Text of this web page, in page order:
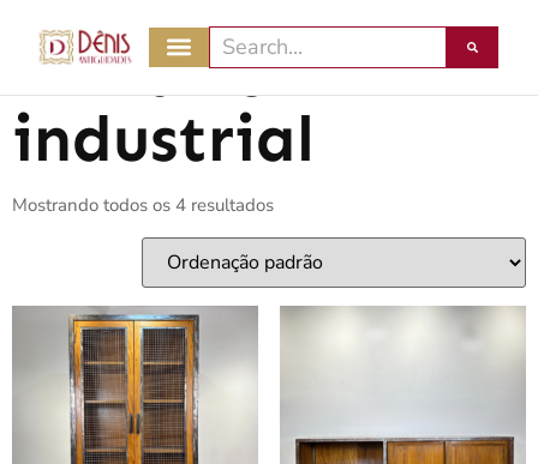
Armário
industrial
Mostrando todos os 4 resultados